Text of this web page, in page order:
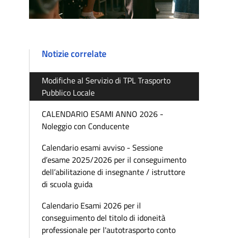
Notizie correlate
Modifiche al Servizio di TPL Trasporto
Pubblico Locale
CALENDARIO ESAMI ANNO 2026 -
Noleggio con Conducente
Calendario esami avviso - Sessione
d’esame 2025/2026 per il conseguimento
dell’abilitazione di insegnante / istruttore
di scuola guida
Calendario Esami 2026 per il
conseguimento del titolo di idoneità
professionale per l'autotrasporto conto